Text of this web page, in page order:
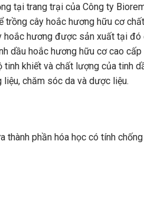
tại trang trại của Công ty
trồng cây hoắc hương hữu cơ
hoắc hương được sản xuất tại
dầu hoắc hương hữu cơ cao
khiết và chất lượng của tinh
liệu, chăm sóc da và dược liệu.
thành phần hóa học có tính